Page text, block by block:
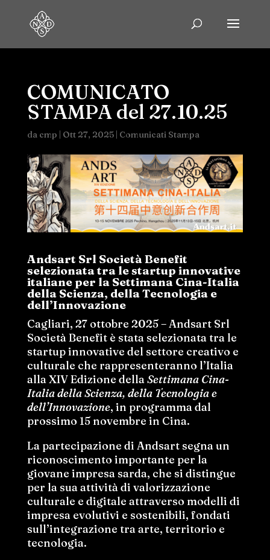
COMUNICATO
STAMPA del 27.10.25
da cmp Ott 27, 2025| Comunicati Stampa
Andsart Srl Società Benefit
selezionata tra le startup innovative
italiane per la Settimana Cina-Italia
della Scienza, della Tecnologia e
dell’Innovazione
Cagliari, 27 ottobre 2025 – Andsart Srl
Società Benefit è stata selezionata tra le
startup innovative del settore creativo e
culturale che rappresenteranno l’Italia
alla XIV Edizione dellaSettimana Cina-
Italia della Scienza, della Tecnologia e
dell’Innovazione, in programma dal
prossimo 15 novembre in Cina.
La partecipazione di Andsart segna un
riconoscimento importante per la
giovane impresa sarda, che si distingue
per la sua attività di valorizzazione
culturale e digitale attraverso modelli di
impresa evolutivi e sostenibili, fondati
sull’integrazione tra arte, territorio e
tecnologia.